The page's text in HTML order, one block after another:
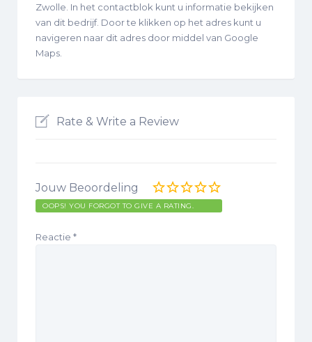
Zwolle. In het contactblok kunt u informatie bekijken
van dit bedrijf. Door te klikken op het adres kunt u
navigeren naar dit adres door middel van Google
Maps.
Rate & Write a Review
Jouw Beoordeling
OOPS! YOU FORGOT TO GIVE A RATING.
Reactie *